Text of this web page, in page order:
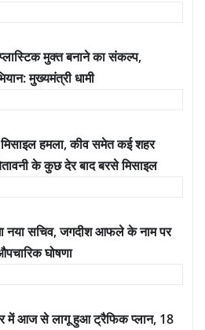
मुक्त बनाने का संकल्प,
मुख्यमंत्री धामी
हमला, कीव समेत कई शहर
के कुछ देर बाद बरसे मिसाइल
नया सचिव, जगदीश आफले के नाम पर
घोषणा
में आज से लागू हुआ ट्रैफिक प्लान, 18